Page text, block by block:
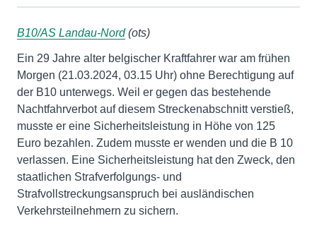
B10/AS Landau-Nord(ots)
Ein 29 Jahre alter belgischer Kraftfahrer war am frühen
Morgen (21.03.2024, 03.15 Uhr) ohne Berechtigung auf
der B10 unterwegs. Weil er gegen das bestehende
Nachtfahrverbot auf diesem Streckenabschnitt verstieß,
musste er eine Sicherheitsleistung in Höhe von 125
Euro bezahlen. Zudem musste er wenden und die B 10
verlassen. Eine Sicherheitsleistung hat den Zweck, den
staatlichen Strafverfolgungs- und
Strafvollstreckungsanspruch bei ausländischen
Verkehrsteilnehmern zu sichern.